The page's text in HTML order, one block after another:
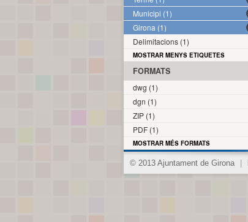
Municipi (1)
Girona (1)
Delimitacions (1)
MOSTRAR MENYS ETIQUETES
FORMATS
dwg (1)
dgn (1)
ZIP (1)
PDF (1)
MOSTRAR MÉS FORMATS
© 2013 Ajuntament de Girona